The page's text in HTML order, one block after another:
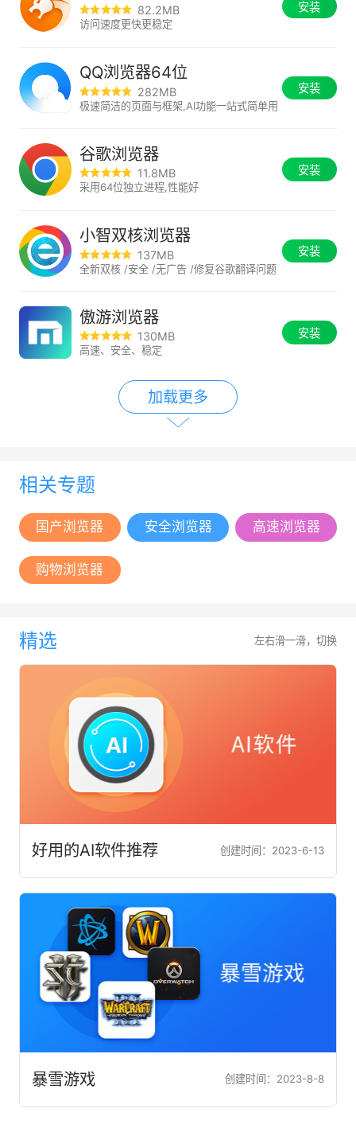
82.2MB
访问速度更快更稳定
安装
QQ浏览器64位
282MB
极速简洁的页面与框架,AI功能一站式简单用
安装
谷歌浏览器
11.8MB
采用64位独立进程,性能好
安装
小智双核浏览器
137MB
全新双核 /安全 /无广告 /修复谷歌翻译问题
安装
傲游浏览器
130MB
高速、安全、稳定
安装
加载更多
相关专题
国产浏览器 安全浏览器 高速浏览器
购物浏览器
精选 左右滑一滑，切换
好用的AI软件推荐 创建时间：2023-6-13
暴雪游戏 创建时间：2023-8-8